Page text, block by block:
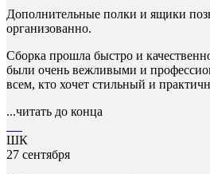
Дополнительные полки и ящики
организованно.
Сборка прошла быстро и
были очень вежливыми и
всем, кто хочет стильный и
...читать до конца
ШК
27 сентября